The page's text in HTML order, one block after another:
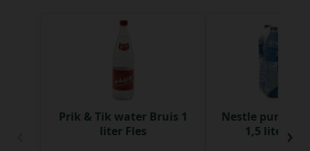
Prik & Tik water Bruis 1
liter Fles
Nestle pure Life
1,5 liter›